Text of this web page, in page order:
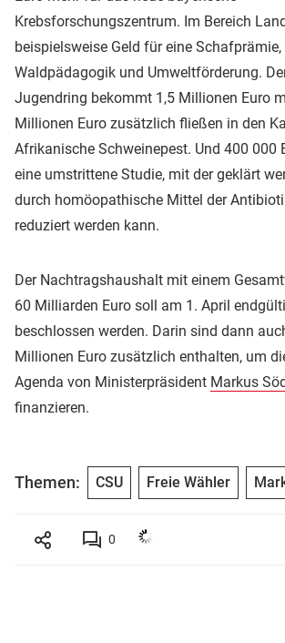
Krebsforschungszentrum. Im Bereich
beispielsweise Geld für eine
Waldpädagogik und Umweltförderung.
Jugendring bekommt 1,5 Millionen Euro
Millionen Euro zusätzlich fließen in den
Afrikanische Schweinepest. Und 400 000
eine umstrittene Studie, mit der geklärt
durch homöopathische Mittel der
reduziert werden kann.
Der Nachtragshaushalt mit einem
60 Milliarden Euro soll am 1. April
beschlossen werden. Darin sind dann
Millionen Euro zusätzlich enthalten, um
Agenda von Ministerpräsident Markus
finanzieren.
Themen: CSU Freie Wähler
0